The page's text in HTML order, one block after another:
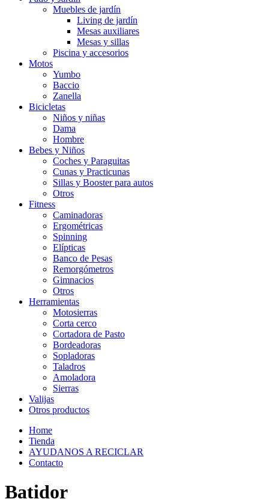
Muebles de jardín
Living de jardín
Mesas auxiliares
Mesas y sillas
Piscina y accesorios
Motos
Yumbo
Baccio
Zanella
Bicicletas
Niños y niñas
Dama
Hombre
Bebes y Niños
Coches y Paraguitas
Cunas y Practicunas
Sillas y Booster para autos
Otros
Fitness
Caminadoras
Ergométricas
Spinning
Elípticas
Banco de Pesas
Remorgómetros
Gimnacios
Otros
Herramientas
Motosierras
Corta cerco
Cortadora de Pasto
Bordeadoras
Sopladoras
Taladros
Amoladora
Sierras
Valijas
Otros productos
Home
Tienda
AYUDANOS A RECICLAR
Contacto
Batidor